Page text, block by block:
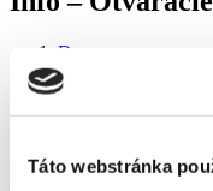
Táto webstránka
Domov
Informácie
Info – Otváracie